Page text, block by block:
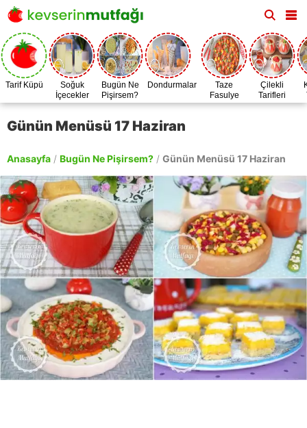
Tarif Küpü
Soğuk
İçecekler
Bugün Ne
Pişirsem?
Dondurmalar
Taze
Fasulye
Zamanı
Çilekli
Tarifleri
Günün Menüsü 17 Haziran
Anasayfa / Bugün Ne Pişirsem? / Günün Menüsü 17 Haziran